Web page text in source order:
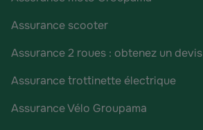
Assurance scooter
Assurance 2 roues : obtenez un devis
Assurance trottinette électrique
Assurance Vélo Groupama